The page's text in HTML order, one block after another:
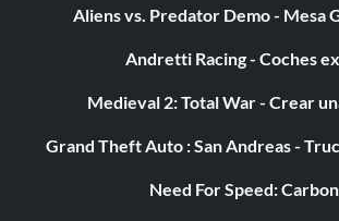
Aliens vs. Predator Demo - Mesa
Andretti Racing - Coches
Medieval 2: Total War - Crear
Grand Theft Auto : San Andreas -
Need For Speed: Carbon